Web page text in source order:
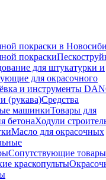
покраски в
покраски
для штукатурки и
для окрасочного
и инструменты
(рукава)Средства
машинкиТовары для
бетонаХодули
Масло для окрасочных
Сопутствующие товары
краскопульты